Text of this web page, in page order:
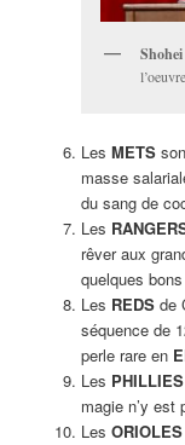
Les METS
masse
du sang de
Les
rêver aux
quelques
Les REDSde
séquence de
perle rare en
Les PHILLIES
magie n’y est
Les ORIOLES